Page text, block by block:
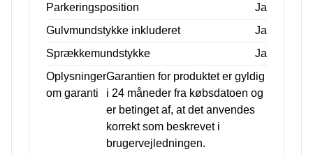
Parkeringsposition
Ja
Gulvmundstykke inkluderet
Ja
Sprækkemundstykke
Ja
Oplysninger
om garanti
Garantien for produktet er gyldig
i 24 måneder fra købsdatoen og
er betinget af, at det anvendes
korrekt som beskrevet i
brugervejledningen.